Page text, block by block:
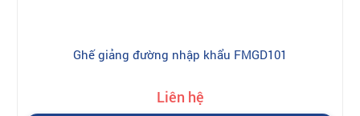
Ghế giảng đường nhập khẩu FMGD101
Liên hệ